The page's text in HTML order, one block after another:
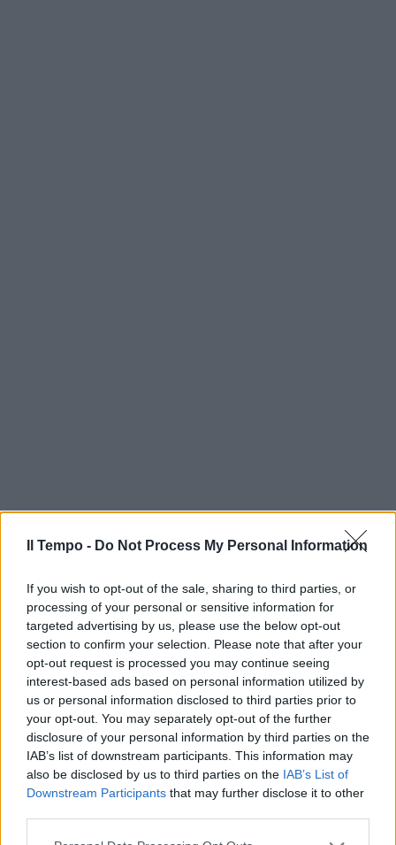
Il Tempo - Do Not Process My Personal Information
If you wish to opt-out of the sale, sharing to third parties, or
processing of your personal or sensitive information for
targeted advertising by us, please use the below opt-out
section to confirm your selection. Please note that after your
opt-out request is processed you may continue seeing
interest-based ads based on personal information utilized by
us or personal information disclosed to third parties prior to
your opt-out. You may separately opt-out of the further
disclosure of your personal information by third parties on the
IAB’s list of downstream participants. This information may
also be disclosed by us to third parties on the IAB’s List of
Downstream Participants that may further disclose it to other